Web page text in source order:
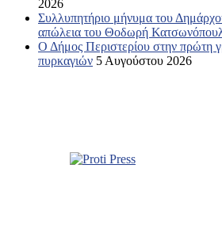
2026
Συλλυπητήριο μήνυμα του
απώλεια του Θοδωρή
Ο Δήμος Περιστερίου στην πρώτη
πυρκαγιών 5 Αυγούστου 2026